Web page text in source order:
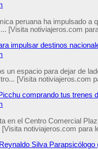
peruana ha impulsado
[Visita notiviajeros.com
impulsar destinos
un espacio para dejar de
[Visita notiviajeros.com
comprando tus trenes
en el Centro Comercial
notiviajeros.com para
Silva Parapsicólogo